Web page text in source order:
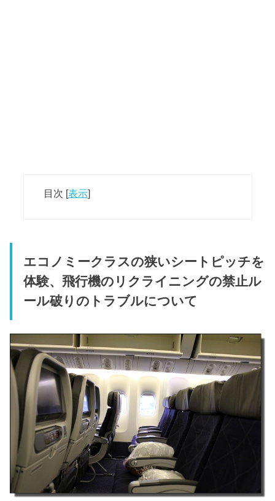
目次 [表示]
エコノミークラスの狭いシートピッチを
体験、飛行機のリクライニングの禁止ル
ール破りのトラブルについて